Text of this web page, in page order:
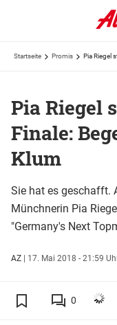
Startseite Promis Pia Riegel
Pia Riegel
Finale:
Klum
Sie hat es geschafft.
Münchnerin Pia
"Germany's Next
AZ | 17. Mai 2018 - 21:59
0